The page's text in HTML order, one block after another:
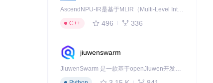
AscendNPU-IR是基于MLIR（Multi-Level Intermediate Representation）构建的，面向昇腾亲和算子编译时使用的中间表示，提供昇腾完备表达能力，通过编译优化提升昇腾AI处理器计算效率，支持通过生态框架使能昇腾AI处理器与深度调优
C++
496 336
jiuwenswarm
JiuwenSwarm 是一款基于openJiuwen开发的智能AI Agent，它能够将大语言模型的强大能力，通过你日常使用的各类通讯应用，直接延伸至你的指尖。